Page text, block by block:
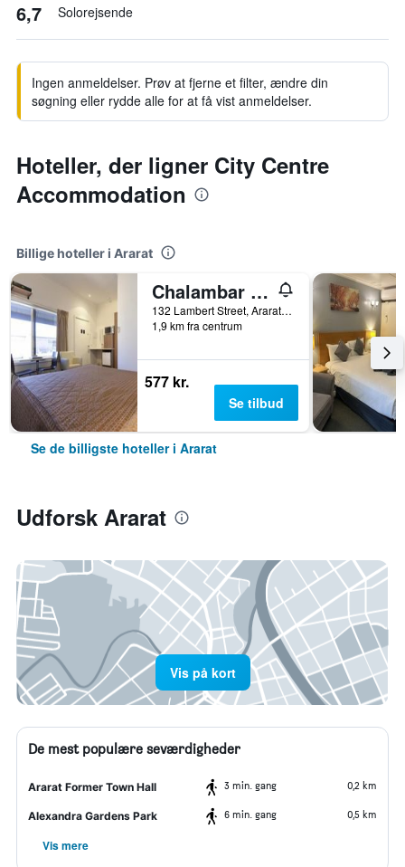
6,7 Solorejsende
Ingen anmeldelser. Prøv at fjerne et filter, ændre din
søgning eller rydde alle for at få vist anmeldelser.
Hoteller, der ligner City Centre
Accommodation
Billige hoteller i Ararat
Chalambar Motel
132 Lambert Street, Ararat, VIC, Australien
1,9 km fra centrum
577 kr.
Se tilbud
Se de billigste hoteller i Ararat
Udforsk Ararat
Vis på kort
De mest populære seværdigheder
Ararat Former Town Hall 3 min. gang 0,2 km
Alexandra Gardens Park 6 min. gang 0,5 km
Vis mere